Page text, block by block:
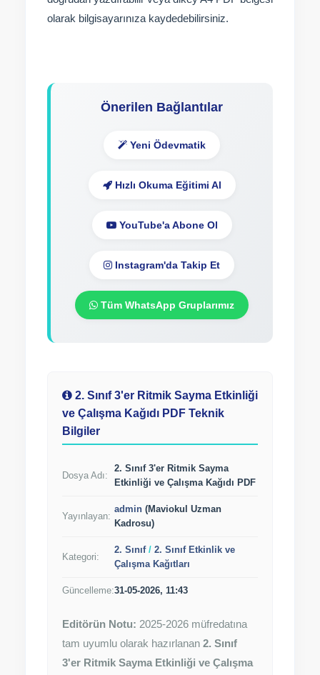
olarak bilgisayarınıza kaydedebilirsiniz.
Önerilen Bağlantılar
Yeni Ödevmatik
Hızlı Okuma Eğitimi Al
YouTube'a Abone Ol
Instagram'da Takip Et
Tüm WhatsApp Gruplarımız
2. Sınıf 3'er Ritmik Sayma Etkinliği
ve Çalışma Kağıdı PDF Teknik
Bilgiler
Dosya Adı:
2. Sınıf 3'er Ritmik Sayma
Etkinliği ve Çalışma Kağıdı PDF
Yayınlayan:
admin (Maviokul Uzman
Kadrosu)
Kategori:
2. Sınıf/ 2. Sınıf Etkinlik ve
Çalışma Kağıtları
Güncelleme:31-05-2026, 11:43
Editörün Notu: 2025-2026 müfredatına
tam uyumlu olarak hazırlanan 2. Sınıf
3'er Ritmik Sayma Etkinliği ve Çalışma